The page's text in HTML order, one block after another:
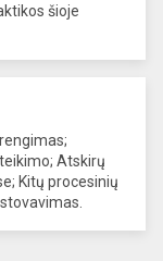
šioje
Atskirų
Kitų procesinių